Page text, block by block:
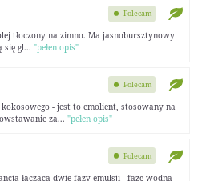
tłoczony na zimno. Ma jasnobursztynowy
się gl... "pełen opis"
Polecam
- jest to emolient, stosowany na
za... "pełen opis"
Polecam
łącząca dwie fazy emulsji - fazę wodną
Polecam